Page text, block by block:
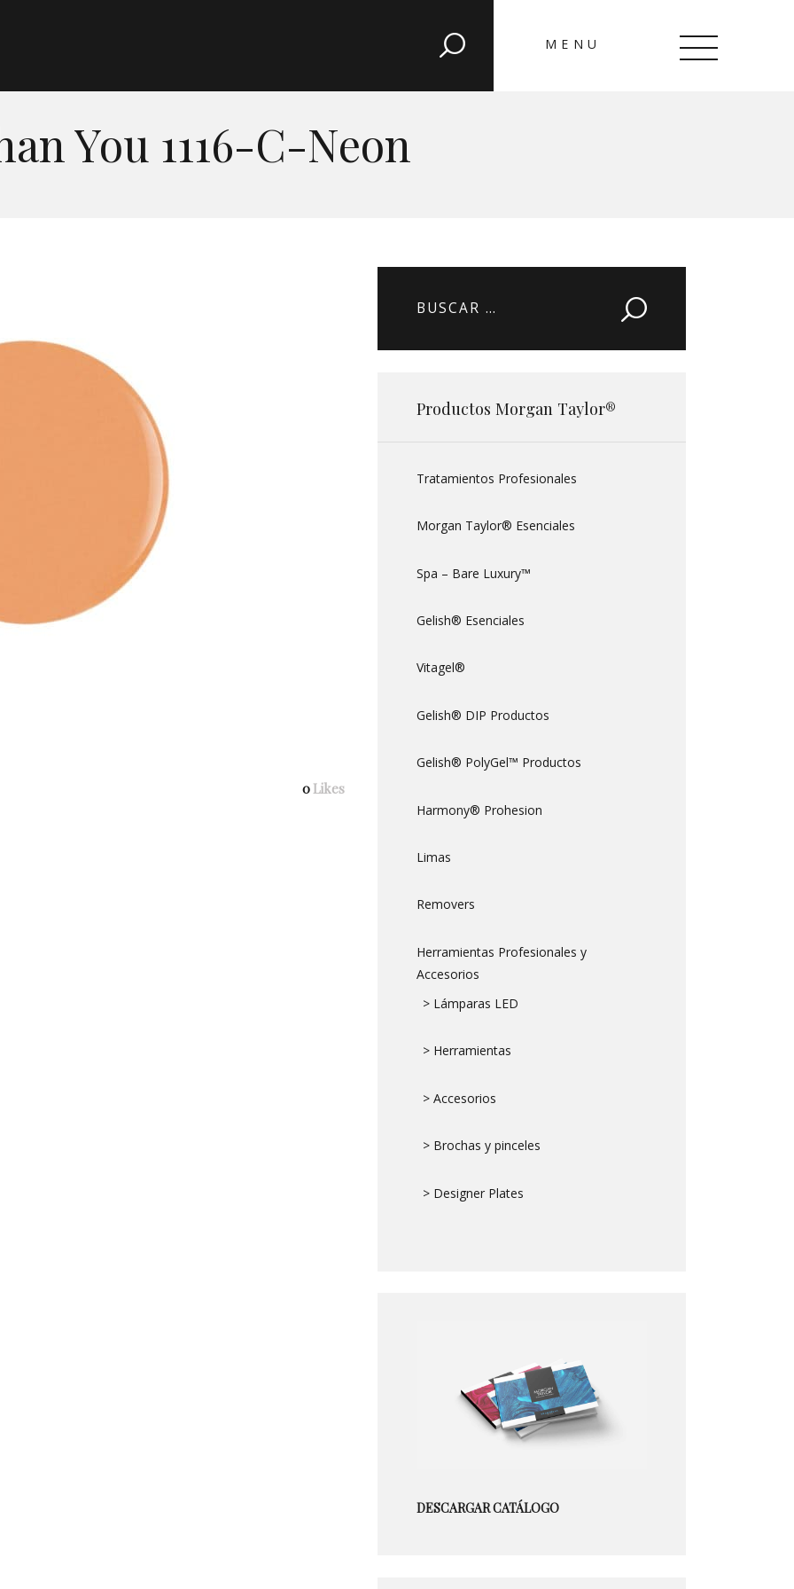
MENU
You 1116-C-Neon
CLOSE
Cartas de Color
0 Likes
Buscar:
Productos Morgan Taylor®
Tratamientos Profesionales
Morgan Taylor® Esenciales
Spa – Bare Luxury™
Gelish® Esenciales
Vitagel®
Gelish® DIP Productos
Gelish® PolyGel™ Productos
Harmony® Prohesion
Limas
Removers
Herramientas Profesionales y
Accesorios
> Lámparas LED
> Herramientas
> Accesorios
> Brochas y pinceles
> Designer Plates
DESCARGAR CATÁLOGO